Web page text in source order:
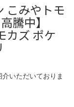
こみやトモ
騰中】
カズ ポケ
いただいておりま